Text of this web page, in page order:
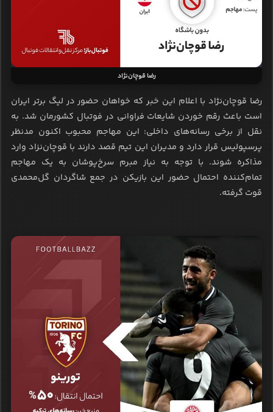
رضا قوچان‌نژاد
رضا قوچان‌نژاد با اعلام این خبر که خواهان حضور در لیگ برتر ایران
است باعث رقم خوردن شایعات فراوانی در فوتبال کشورمان شد. به
نقل از برخی رسانه‌های داخلی: این مهاجم محبوب اکنون مدنظر
پرسپولیس قرار دارد و مدیران این تیم قصد دارند با قوچان‌نزاد وارد
مذاکره شوند. با توجه به نیاز مبرم سرخ‌پوشان به یک مهاجم
تمام‌کننده احتمال حضور این بازیکن در جمع شاگردان گل‌محمدی
قوت گرفته.